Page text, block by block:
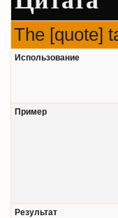
The [quote]
Использование
Пример
Результат